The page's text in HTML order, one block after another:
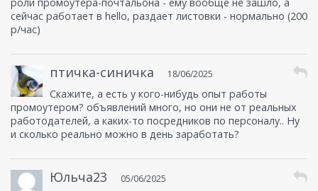
сейчас работает в hello, раздает листовки - нормально (200
р/час)
птичка-синичка 18/06/2025
Скажите, а есть у кого-нибудь опыт работы
промоутером? объявлений много, но они не от реальных
работодателей, а каких-то посредников по персоналу.. Ну
и сколько реально можно в день заработать?
Юльча23 05/06/2025